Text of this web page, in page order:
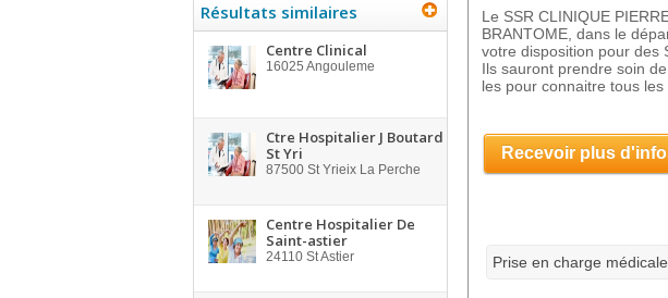
Résultats similaires
Centre Clinical
16025 Angouleme
Ctre Hospitalier J Boutard
St Yri
87500 St Yrieix La Perche
Centre Hospitalier De
Saint-astier
24110 St Astier
Le SSR CLINIQUE
BRANTOME, dans le
votre disposition pour des
Ils sauront prendre soin
les pour connaitre tous les
Recevoir plus
Prise en charge médicale